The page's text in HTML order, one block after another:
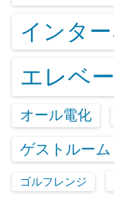
インタ
エレベ
オール電化
ゲストルーム
ゴルフレンジ